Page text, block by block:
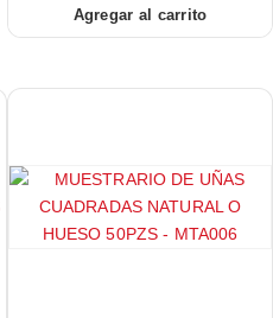
Agregar al carrito